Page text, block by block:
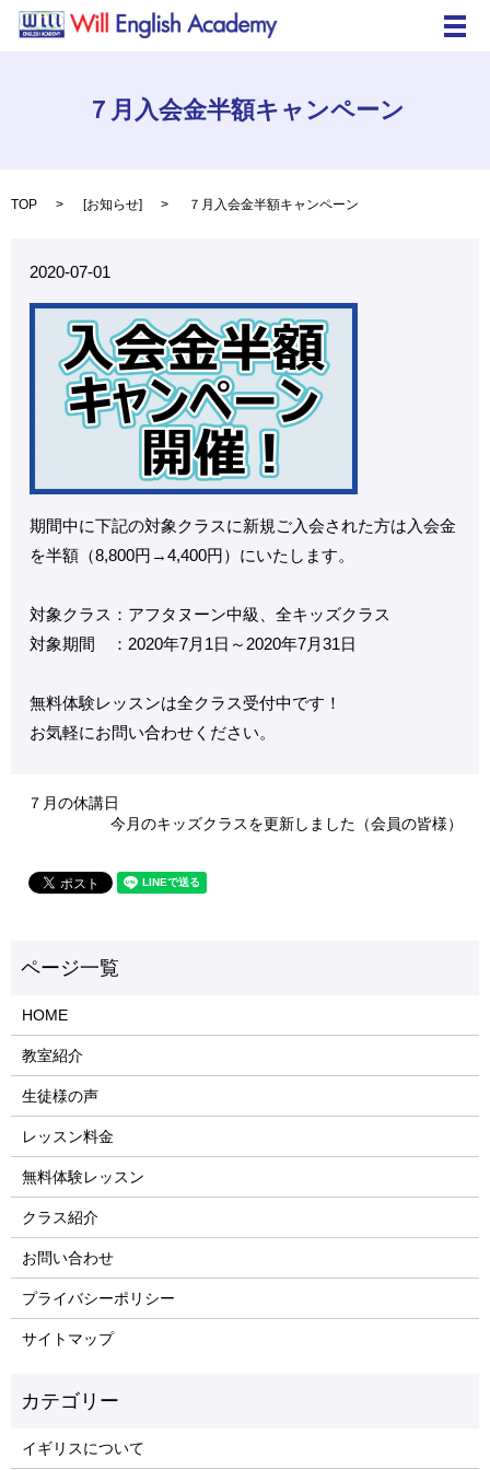
メ
７月入会金半額キャンペーン
TOP [お知らせ] ７月入会金半額キャンペーン
2020-07-01
期間中に下記の対象クラスに新規ご入会された方は入会金
を半額（8,800円→4,400円）にいたします。
対象クラス：アフタヌーン中級、全キッズクラス
対象期間 ：2020年7月1日～2020年7月31日
無料体験レッスンは全クラス受付中です！
お気軽にお問い合わせください。
７月の休講日
今月のキッズクラスを更新しました（会員の皆様）
HOME
教室紹介
生徒様の声
レッスン料金
無料体験レッスン
クラス紹介
お問い合わせ
プライバシーポリシー
サイトマップ
イギリスについて